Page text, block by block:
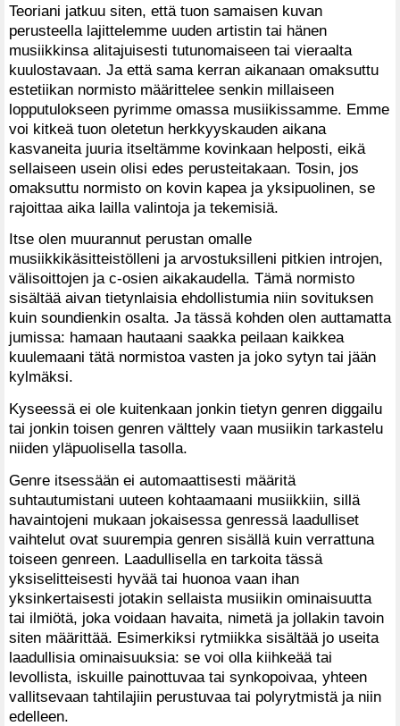
Teoriani jatkuu siten, että tuon samaisen kuvan
perusteella lajittelemme uuden artistin tai hänen
musiikkinsa alitajuisesti tutunomaiseen tai vieraalta
kuulostavaan. Ja että sama kerran aikanaan omaksuttu
estetiikan normisto määrittelee senkin millaiseen
lopputulokseen pyrimme omassa musiikissamme. Emme
voi kitkeä tuon oletetun herkkyyskauden aikana
kasvaneita juuria itseltämme kovinkaan helposti, eikä
sellaiseen usein olisi edes perusteitakaan. Tosin, jos
omaksuttu normisto on kovin kapea ja yksipuolinen, se
rajoittaa aika lailla valintoja ja tekemisiä.
Itse olen muurannut perustan omalle
musiikkikäsitteistölleni ja arvostuksilleni pitkien introjen,
välisoittojen ja c-osien aikakaudella. Tämä normisto
sisältää aivan tietynlaisia ehdollistumia niin sovituksen
kuin soundienkin osalta. Ja tässä kohden olen auttamatta
jumissa: hamaan hautaani saakka peilaan kaikkea
kuulemaani tätä normistoa vasten ja joko sytyn tai jään
kylmäksi.
Kyseessä ei ole kuitenkaan jonkin tietyn genren diggailu
tai jonkin toisen genren välttely vaan musiikin tarkastelu
niiden yläpuolisella tasolla.
Genre itsessään ei automaattisesti määritä
suhtautumistani uuteen kohtaamaani musiikkiin, sillä
havaintojeni mukaan jokaisessa genressä laadulliset
vaihtelut ovat suurempia genren sisällä kuin verrattuna
toiseen genreen. Laadullisella en tarkoita tässä
yksiselitteisesti hyvää tai huonoa vaan ihan
yksinkertaisesti jotakin sellaista musiikin ominaisuutta
tai ilmiötä, joka voidaan havaita, nimetä ja jollakin tavoin
siten määrittää. Esimerkiksi rytmiikka sisältää jo useita
laadullisia ominaisuuksia: se voi olla kiihkeää tai
levollista, iskuille painottuvaa tai synkopoivaa, yhteen
vallitsevaan tahtilajiin perustuvaa tai polyrytmistä ja niin
edelleen.